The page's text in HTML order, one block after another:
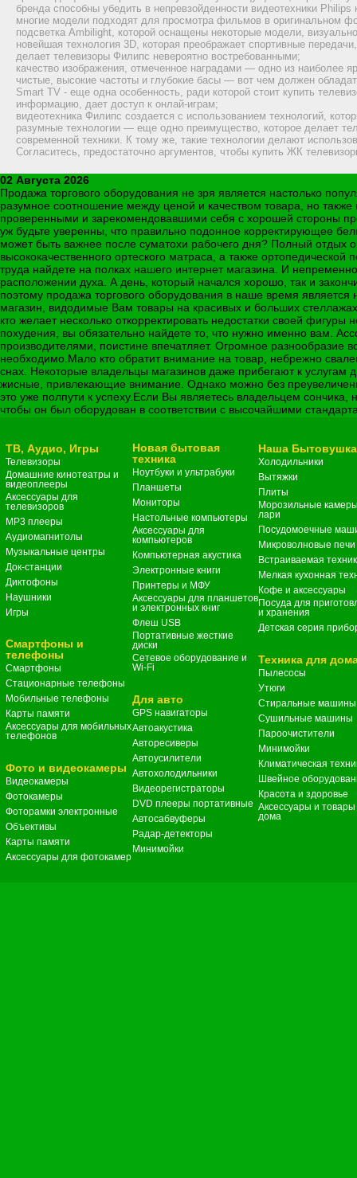
бренда способны убедить в непревзойденности видеотехники
многие модели подходят для просмотра фильмов в оригинальном
подсветка Ambilight, которой оснащены некоторые модели,
новейшая технология 3D, которая преображает спортивные
делает телевизоры Филипс невероятно востребованными;
качество изображения, отмеченное наградами — одно из наиболее
чистые, высокие частоты и глубокие басы — вот чем должен
Smart TV - еще одна особенность, ради которой стоит купить
информацию, дает доступ к онлай-играм;
видеотехника Филипс создается с использованием технологий,
разумные технологии — еще одно преимущество, которое делает
современной техники. К тому же, такие технологии делают
Согласитесь, предостаточно аргументов, чтобы купить ЖК
02 Августа 2026
Продажа торгового оборудования не зря является настолько
разумное соотношение между ценой и качеством товара, но
проверенными и зарекомендовавшими себя с хорошей стороны
уж будьте уверенны, что правильно подонное корректирующее
может быть важнее после суматохи рабочего дня? Полный отдых
высококачественного ортеского матраса, а также
труда найдете на полках нашего интернет магазина. И
расположении духа. А день, который начался хорошо, так и
поэтому продажа торгового оборудования в наше время
магазин, видодимые Вам товары на красивых и больших
кто желает несколько откорректировать недостатки своей
похудения, вы обязательно найдете то, что нужно именно вам.
производителями, поистине впечатляет. Огромное
необходимо.Мало кто обратит внимание на товар, небрежно
снах. Некоторые владельцы магазинов даже прибегают к
жисные, привлекающие внимание. Однако можно без
это уже полпути к успеху.Если Вы являетесь владельцем
чтобы он был оборудован в соответствии с высочайшими
ТВ, Аудио, Игры
Телевизоры
Домашние кинотеатры и
видеоплееры
Аксессуары для
телевизоров
MP3 плееры
Аудиомагнитолы
Музыкальные центры
Док-станции
Диктофоны
Наушники
Игры
Смартфоны и
телефоны
Смартфоны
Стационарные телефоны
Мобильные телефоны
Карты памяти
Аксессуары для мобильных
телефонов
Фото и видеокамеры
Видеокамеры
Фотокамеры
Фоторамки электронные
Объективы
Карты памяти
Аксессуары для фотокамер
Новая бытовая
техника
Ноутбуки и ультрабуки
Планшеты
Мониторы
Настольные компьютеры
Аксессуары для
компьютеров
Компьютерная акустика
Электронные книги
Принтеры и МФУ
Аксессуары для планшетов
и электронных книг
Флеш USB
Портативные жесткие
диски
Сетевое оборудование и
Wi-Fi
Для авто
GPS навигаторы
Автоакустика
Авторесиверы
Автоусилители
Автохолодильники
Видеорегистраторы
DVD плееры портативные
Автосабвуферы
Радар-детекторы
Минимойки
Наша Бытовушка
Холодильники
Вытяжки
Плиты
Морозильные
лари
Посудомоечные
Микроволновые печи
Встраиваемая
Мелкая кухонная
Кофе и аксессуары
Посуда для
и хранения
Детская серия
Техника для
Пылесосы
Утюги
Стиральные машины
Сушильные машины
Пароочистители
Минимойки
Климатическая
Швейное
Красота и здоровье
Аксессуары и
дома